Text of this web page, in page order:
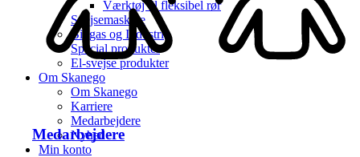
Medarbejdere
Værktøj til fleksibel rør
Svejsemaskine
Biogas og Industri
Special produkter
El-svejse produkter
Om Skanego
Om Skanego
Karriere
Medarbejdere
Nyhed
Min konto